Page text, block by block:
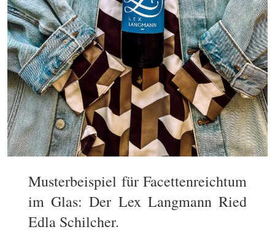
Musterbeispiel für Facettenreichtum
im Glas: Der Lex Langmann Ried
Edla Schilcher.